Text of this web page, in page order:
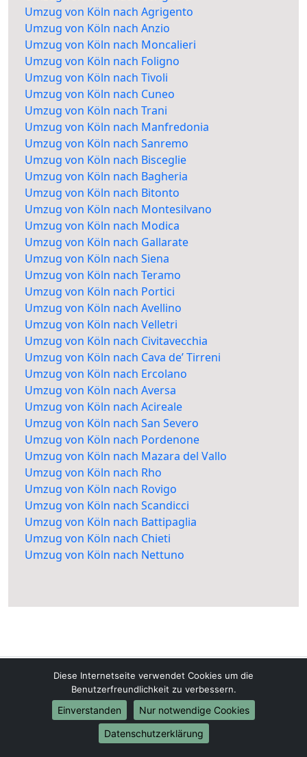
Umzug von Köln nach Agrigento
Umzug von Köln nach Anzio
Umzug von Köln nach Moncalieri
Umzug von Köln nach Foligno
Umzug von Köln nach Tivoli
Umzug von Köln nach Cuneo
Umzug von Köln nach Trani
Umzug von Köln nach Manfredonia
Umzug von Köln nach Sanremo
Umzug von Köln nach Bisceglie
Umzug von Köln nach Bagheria
Umzug von Köln nach Bitonto
Umzug von Köln nach Montesilvano
Umzug von Köln nach Modica
Umzug von Köln nach Gallarate
Umzug von Köln nach Siena
Umzug von Köln nach Teramo
Umzug von Köln nach Portici
Umzug von Köln nach Avellino
Umzug von Köln nach Velletri
Umzug von Köln nach Civitavecchia
Umzug von Köln nach Cava de’ Tirreni
Umzug von Köln nach Ercolano
Umzug von Köln nach Aversa
Umzug von Köln nach Acireale
Umzug von Köln nach San Severo
Umzug von Köln nach Pordenone
Umzug von Köln nach Mazara del Vallo
Umzug von Köln nach Rho
Umzug von Köln nach Rovigo
Umzug von Köln nach Scandicci
Umzug von Köln nach Battipaglia
Umzug von Köln nach Chieti
Umzug von Köln nach Nettuno
Köln-Umzüge24.de
01579-2482303
info@koeln-umzuege24.de
Diese Internetseite verwendet Cookies um die
Benutzerfreundlichkeit zu verbessern.
Einverstanden
Nur notwendige Cookies
Datenschutzerklärung